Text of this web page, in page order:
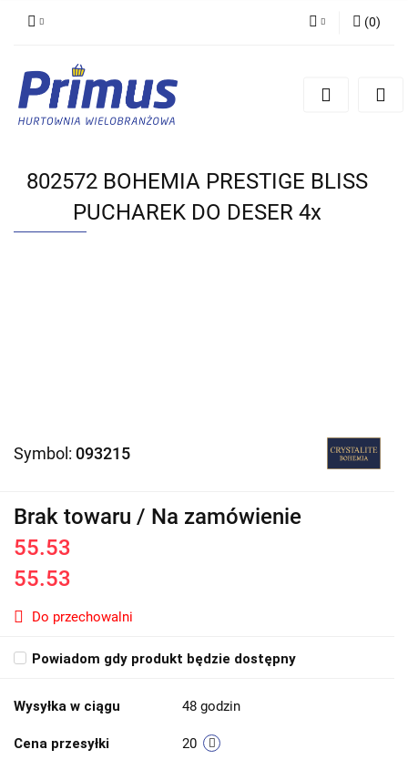
Zarejestruj się
(0)
802572 BOHEMIA PRESTIGE BLISS
PUCHAREK DO DESER 4x
Symbol: 093215
Brak towaru / Na zamówienie
55.53
55.53
Do przechowalni
Powiadom gdy produkt będzie dostępny
Wysyłka w ciągu 48 godzin
Cena przesyłki 20